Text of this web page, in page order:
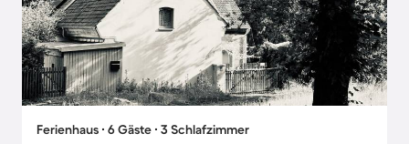
Ferienhaus ∙ 6 Gäste ∙ 3 Schlafzimmer